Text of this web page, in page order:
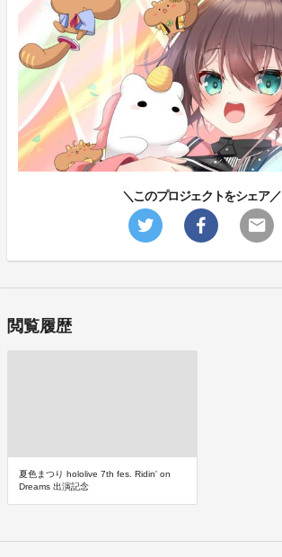
＼このプロジェクトをシェア／
閲覧履歴
夏色まつり hololive 7th fes. Ridin' on
Dreams 出演記念